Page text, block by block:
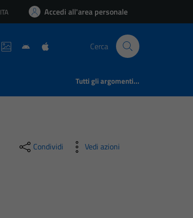
Lingua attiva:
ITA Accedi all'area personale
Cerca
Tutti gli argomenti...
Condividi Vedi azioni